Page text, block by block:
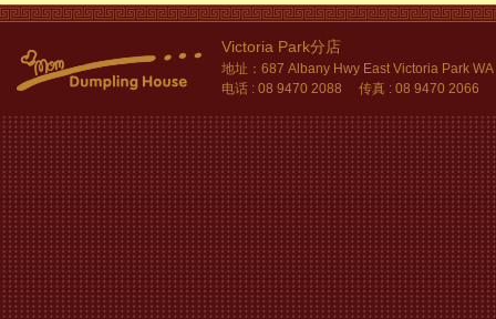
Victoria Park分店
地址：687 Albany Hwy East Victoria Park WA
电话 : 08 9470 2088 传真 : 08 9470 2066